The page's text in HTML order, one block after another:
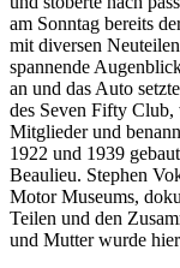
am Sonntag bereits
mit diversen
spannende
an und das Auto
des Seven Fifty
Mitglieder und
1922 und 1939
Beaulieu. Stephen
Motor Museums,
Teilen und den
und Mutter wurde